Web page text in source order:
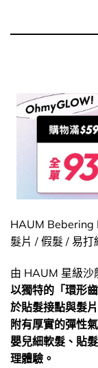
HAUM Bebering
髮片 / 假髮 / 易
由 HAUM 星級沙
以獨特的「環形
於貼髮接點與髮
附有厚實的彈性
嬰兒細軟髮、貼
理體驗。